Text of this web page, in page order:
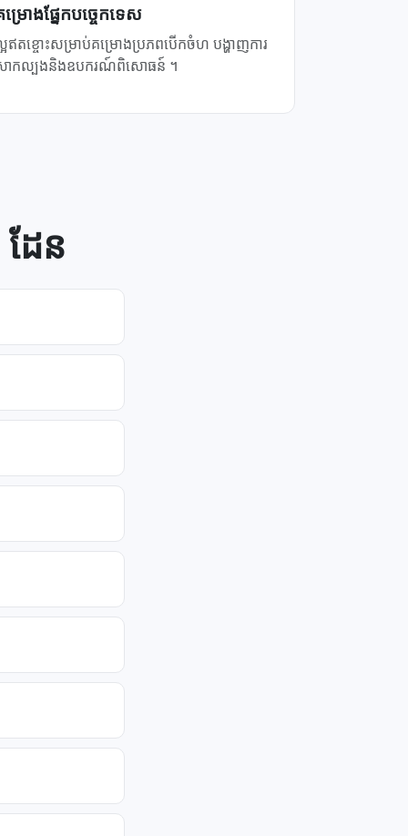
រោង​ផ្នែក​បច្ចេកទេស
ឥតខ្ចោះ​សម្រាប់​គម្រោង​ប្រភព​បើកចំហ បង្ហាញ​ការ​
ាកល្បង​និង​ឧបករណ៍​ពិសោធន៍ ។
ែន